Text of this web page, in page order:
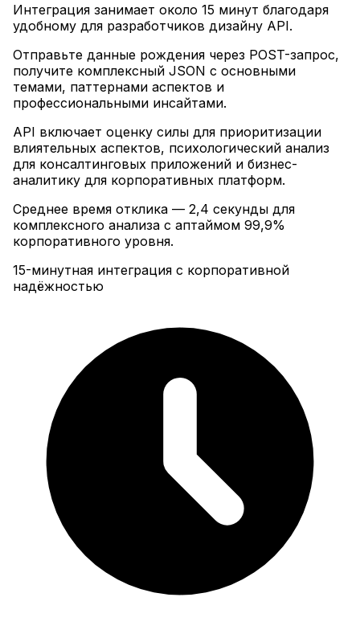
Интеграция занимает около 15 минут благодаря
удобному для разработчиков дизайну API.
Отправьте данные рождения через POST-запрос,
получите комплексный JSON с основными
темами, паттернами аспектов и
профессиональными инсайтами.
API включает оценку силы для приоритизации
влиятельных аспектов, психологический анализ
для консалтинговых приложений и бизнес-
аналитику для корпоративных платформ.
Среднее время отклика — 2,4 секунды для
комплексного анализа с аптаймом 99,9%
корпоративного уровня.
15-минутная интеграция с корпоративной
надёжностью